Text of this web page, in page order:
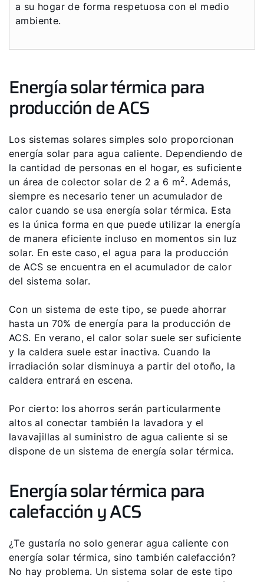
a su hogar de forma respetuosa con el medio
ambiente.
Energía solar térmica para
producción de ACS
Los sistemas solares simples solo proporcionan
energía solar para agua caliente. Dependiendo de
la cantidad de personas en el hogar, es suficiente
un área de colector solar de 2 a 6 m2. Además,
siempre es necesario tener un acumulador de
calor cuando se usa energía solar térmica. Esta
es la única forma en que puede utilizar la energía
de manera eficiente incluso en momentos sin luz
solar. En este caso, el agua para la producción
de ACS se encuentra en el acumulador de calor
del sistema solar.
Con un sistema de este tipo, se puede ahorrar
hasta un 70% de energía para la producción de
ACS. En verano, el calor solar suele ser suficiente
y la caldera suele estar inactiva. Cuando la
irradiación solar disminuya a partir del otoño, la
caldera entrará en escena.
Por cierto: los ahorros serán particularmente
altos al conectar también la lavadora y el
lavavajillas al suministro de agua caliente si se
dispone de un sistema de energía solar térmica.
Energía solar térmica para
calefacción y ACS
¿Te gustaría no solo generar agua caliente con
energía solar térmica, sino también calefacción?
No hay problema. Un sistema solar de este tipo